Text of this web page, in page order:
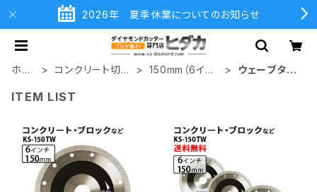
2026年 夏季休業についてのお知らせ
ホー
コンクリート切断
150mm（6イン
ウェーブタイ
ITEM LIST